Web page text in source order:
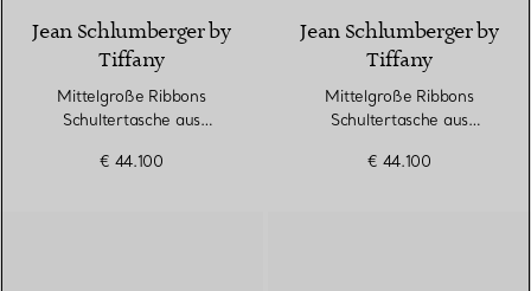
Jean Schlumberger by
Tiffany
Mittelgroße Ribbons
Schultertasche aus
€ 44.100
Jean Schlumberger by
Tiffany
Mittelgroße Ribbons
Schultertasche aus
€ 44.100